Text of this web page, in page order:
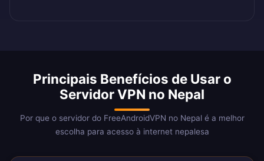
Principais Benefícios de Usar o
Servidor VPN no Nepal
Por que o servidor do FreeAndroidVPN no Nepal é a melhor
escolha para acesso à internet nepalesa